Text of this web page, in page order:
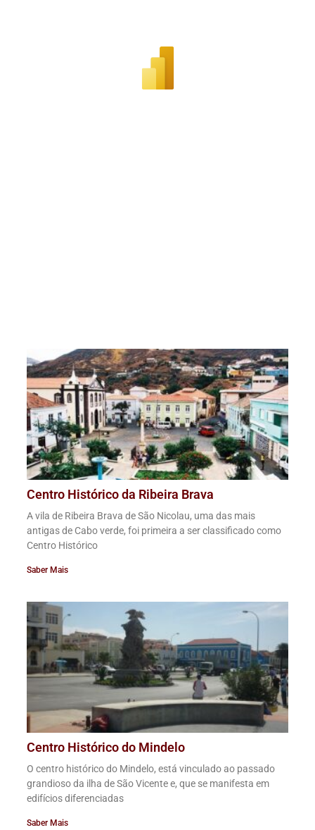
Centro Histórico da Ribeira Brava
A vila de Ribeira Brava de São Nicolau, uma das mais
antigas de Cabo verde, foi primeira a ser classificado como
Centro Histórico
Saber Mais
Centro Histórico do Mindelo
O centro histórico do Mindelo, está vinculado ao passado
grandioso da ilha de São Vicente e, que se manifesta em
edifícios diferenciadas
Saber Mais